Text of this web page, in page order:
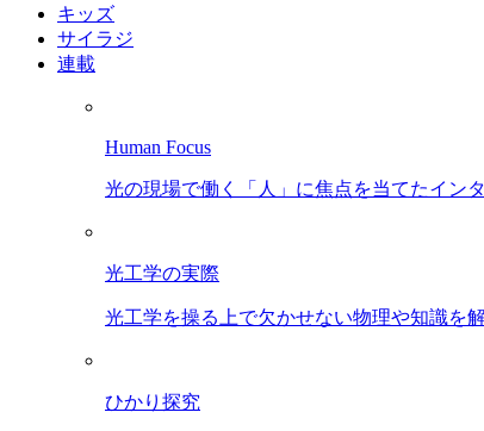
キッズ
サイラジ
連載
Human Focus
光の現場で働く「人」に焦点を当てたイン
光工学の実際
光工学を操る上で欠かせない物理や知識を
ひかり探究